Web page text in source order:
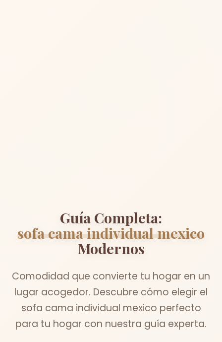
Guía Completa:
sofa cama individual mexico
Modernos
Comodidad que convierte tu hogar en un
lugar acogedor. Descubre cómo elegir el
sofa cama individual mexico perfecto
para tu hogar con nuestra guía experta.